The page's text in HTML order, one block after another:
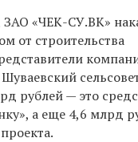
ЗАО «ЧЕК-СУ.ВК»
от строительства
рублей — это
а еще 4,6 млрд